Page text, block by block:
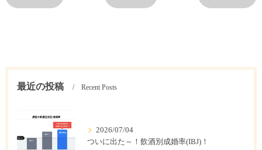
最近の投稿 Recent Posts
2026/07/04
ついに出た～！飲酒別成婚率(IBJ)！